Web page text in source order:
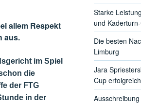
allem Respekt
aus.
im Spiel
die
der FTG
in der
Starke
und
Die besten
Limburg
Jara
Cup erfolgreich